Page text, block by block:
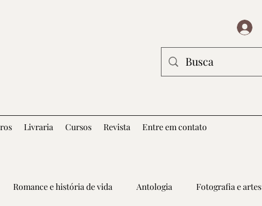
Livraria Cursos Revista Entre em contato
Romance e história de vida Antologia Fotografia e artes